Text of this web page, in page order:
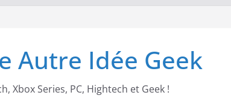
Autre Idée Geek
Xbox Series, PC, Hightech et Geek !